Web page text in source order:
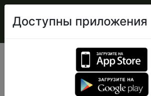
Мясные консервы
Доступны приложения